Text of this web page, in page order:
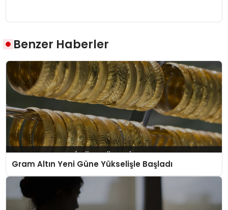
Benzer Haberler
Gram Altın Yeni Güne Yükselişle Başladı